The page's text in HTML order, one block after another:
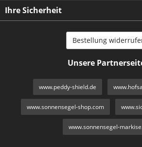
Ihre Sicherheit
Bestellung
Unsere
www.peddy-shield.de
www.sonnensegel-shop.com
www.sonnensegel-